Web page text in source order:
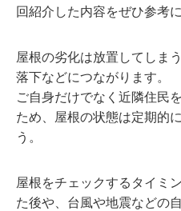
回紹介した内容をぜひ参考
屋根の劣化は放置してしま
落下などにつながります。
ご自身だけでなく近隣住民
ため、屋根の状態は定期的
う。
屋根をチェックするタイミ
た後や、台風や地震などの